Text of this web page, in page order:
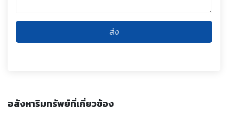
ส่ง
อสังหาริมทรัพย์ที่เกี่ยวข้อง